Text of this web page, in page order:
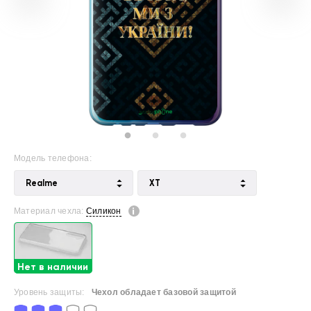
Модель телефона:
Realme XT
Материал чехла: Силикон
Нет в наличии
Уровень защиты: Чехол обладает базовой защитой